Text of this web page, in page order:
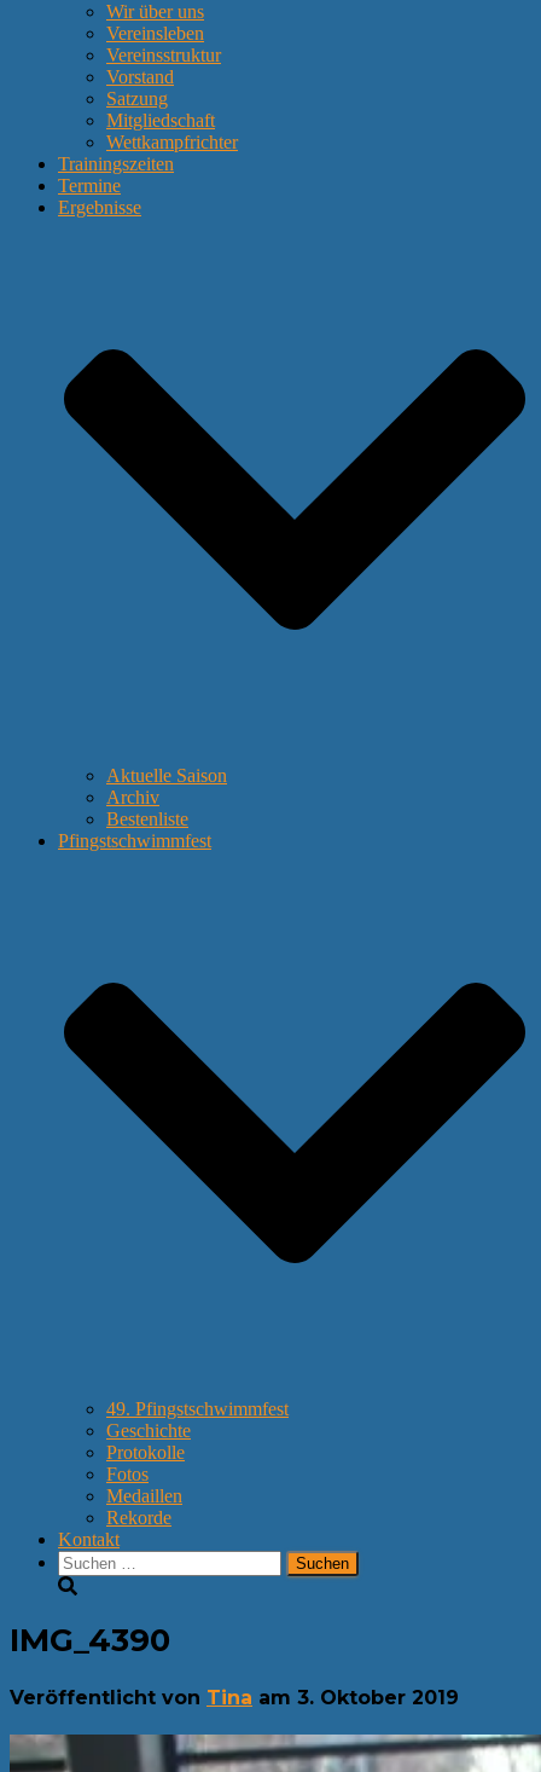
Wir über uns
Vereinsleben
Vereinsstruktur
Vorstand
Satzung
Mitgliedschaft
Wettkampfrichter
Trainingszeiten
Termine
Ergebnisse
Aktuelle Saison
Archiv
Bestenliste
Pfingstschwimmfest
49. Pfingstschwimmfest
Geschichte
Protokolle
Fotos
Medaillen
Rekorde
Kontakt
Suchen
nach:
IMG_4390
Veröffentlicht von Tina am 3. Oktober 2019